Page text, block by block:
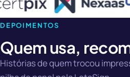
DEPOIMENTOS
Quem usa,
Histórias de quem trocou